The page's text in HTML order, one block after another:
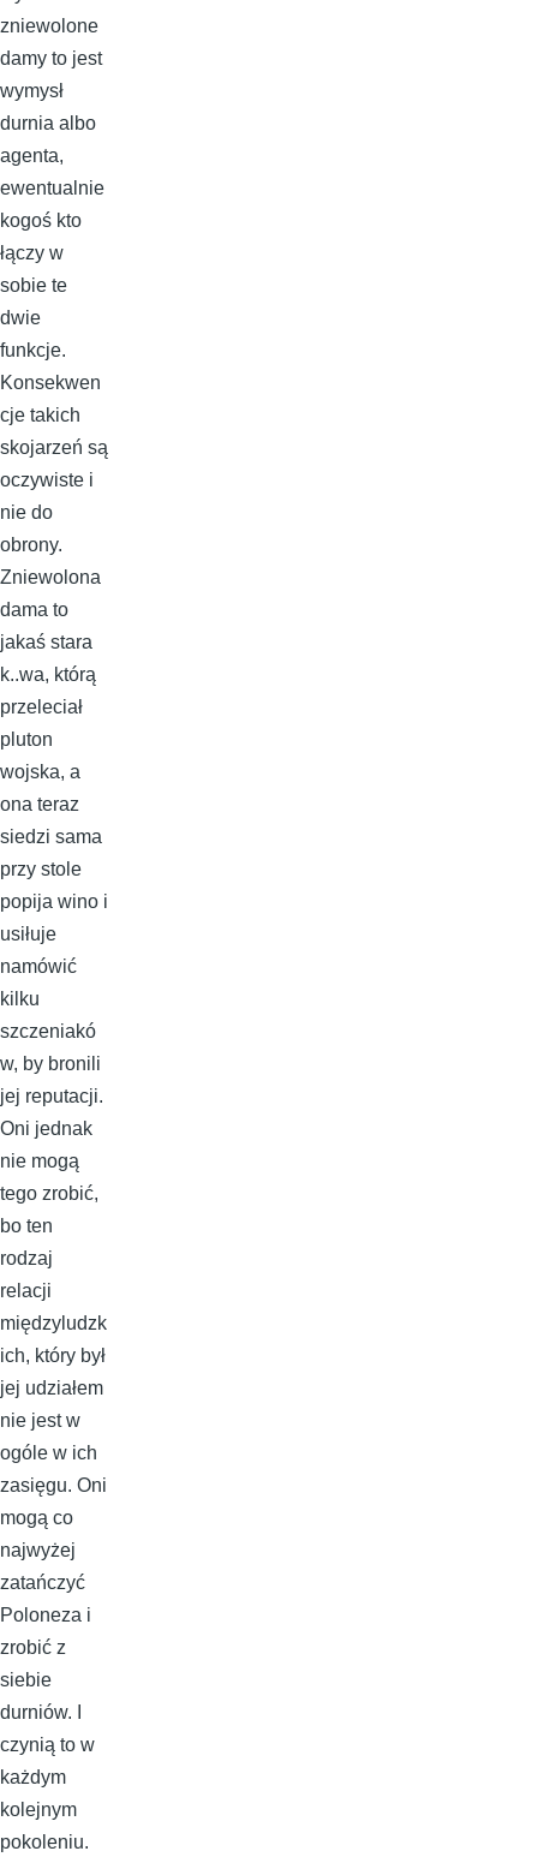
zniewolone
damy to jest
wymysł
durnia albo
agenta,
ewentualnie
kogoś kto
łączy w
sobie te
dwie
funkcje.
Konsekwen
cje takich
skojarzeń są
oczywiste i
nie do
obrony.
Zniewolona
dama to
jakaś stara
k..wa, którą
przeleciał
pluton
wojska, a
ona teraz
siedzi sama
przy stole
popija wino i
usiłuje
namówić
kilku
szczeniakó
w, by bronili
jej reputacji.
Oni jednak
nie mogą
tego zrobić,
bo ten
rodzaj
relacji
międzyludzk
ich, który był
jej udziałem
nie jest w
ogóle w ich
zasięgu. Oni
mogą co
najwyżej
zatańczyć
Poloneza i
zrobić z
siebie
durniów. I
czynią to w
każdym
kolejnym
pokoleniu.